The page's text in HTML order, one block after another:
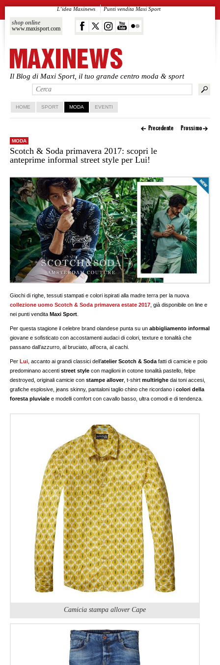
Il Blog di Maxi Sport, il tuo grande centro moda & sport
shop online
www.maxisport.com
L’idea Maxinews Punti vendita Maxi Sport
Vai al contenuto principale
Vai al contenuto secondario
HOME SPORT MODA EVENTI
Precedente Prossimo
MODA
Scotch & Soda primavera 2017: scopri le
anteprime informal street style per Lui!
Giochi di righe, tessuti stampati e colori ispirati alla madre terra per la nuova
collezione uomo Scotch & Soda primavera estate 2017 , già disponibile on line e
nei punti venditaMaxi Sport
Per questa stagione il celebre brand olandese punta su unabbigliamento informal
giovane e sofisticato con accostamenti audaci di colori, texture e tonalità che
passano dall’azzurro, al bruciato, all’ocra, al cachi.
PerLui , accanto ai grandi classici dell’atelier Scotch & Soda fatti di camicie e polo
predominano accentistreet style con maglioni in cotone tonalità pastello, felpe
destroyed, originali camicie constampe allover, t-shirtmultirighe dai toni accesi,
grafiche esplosive, jeans skinny, pantaloni taglio chino che ricordano icolori della
foresta pluviale e modelli comfort con cavallo basso, ultra comodi e di tendenza.
Camicia stampa allover Cape